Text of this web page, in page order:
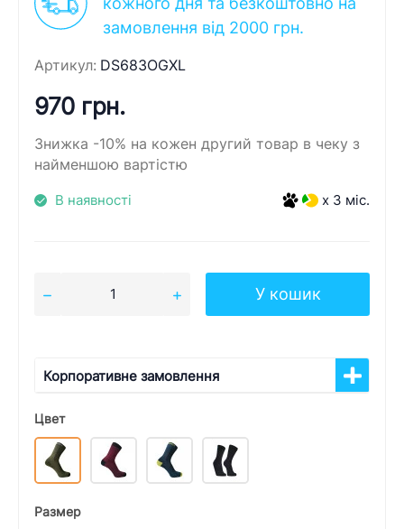
замовлення від 2000 грн.
Артикул: DS683OGXL
970 грн.
Знижка -10% на кожен другий товар в чеку з
найменшою вартістю
В наявності x 3 міс.
У кошик
Корпоративне замовлення
Цвет
Размер